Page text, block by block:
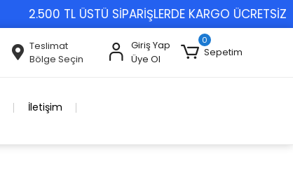
2.500 TL ÜSTÜ SİPARİŞLERDE KARGO ÜCRETSİZ
Teslimat
Bölge Seçin
Giriş Yap
Üye Ol
0
Sepetim
İletişim